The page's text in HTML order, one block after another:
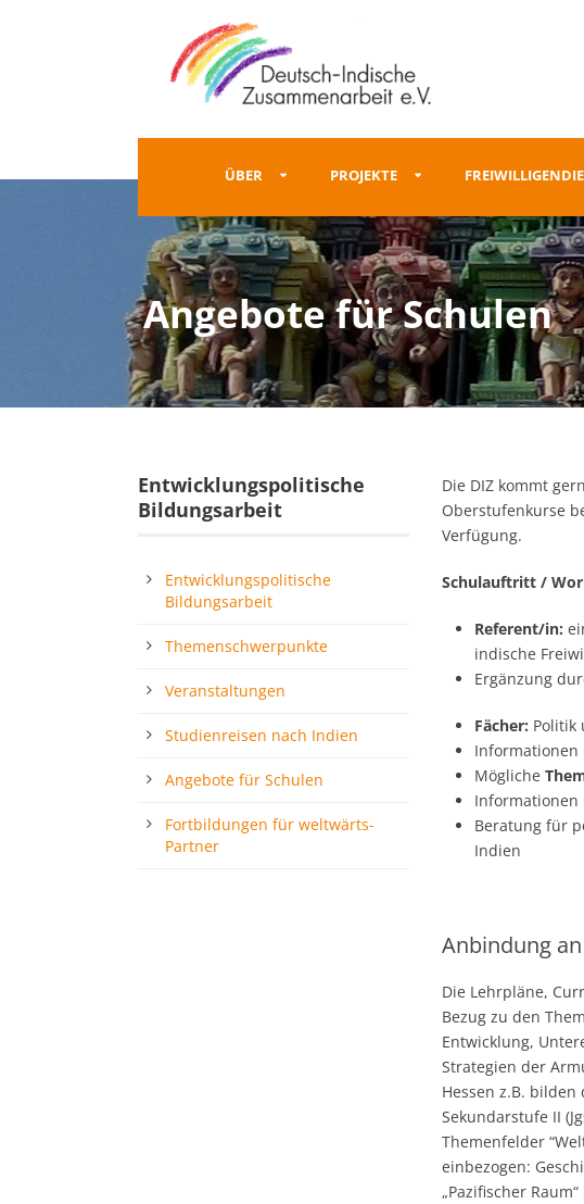
ÜBER PROJEKTE
Angebote für Schulen
Die DIZ kommt
Oberstufenkurse
Verfügung.
Schulauftritt /
Referent/in:
indische
Ergänzung
Fächer: Politik
Informationen
Mögliche
Informationen
Beratung für
Indien
Anbindung
Die Lehrpläne,
Bezug zu den
Entwicklung,
Strategien der
Hessen z.B. bilden
Sekundarstufe II
Themenfelder
einbezogen:
„Pazifischer
Entwicklungspolitische
Bildungsarbeit
Entwicklungspolitische
Bildungsarbeit
Themenschwerpunkte
Veranstaltungen
Studienreisen nach Indien
Angebote für Schulen
Fortbildungen für weltwärts-
Partner